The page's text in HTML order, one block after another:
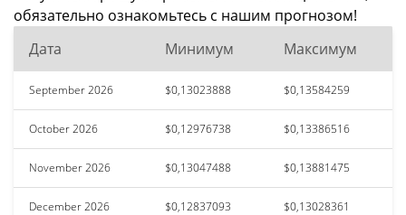
обязательно ознакомьтесь с нашим прогнозом!
Дата
Минимум Максимум
September 2026 $0,13023888 $0,13584259
October 2026 $0,12976738 $0,13386516
November 2026 $0,13047488 $0,13881475
December 2026 $0,12837093 $0,13028361